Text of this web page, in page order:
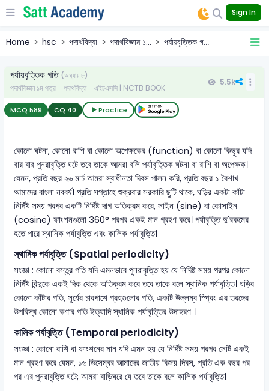
Sign In
Home hsc পদার্থবিদ্যা পদার্থবিজ্ঞান ১... পর্যায়বৃত্তিক গ...
পর্যায়বৃত্তিক গতি (অধ্যায় ৮)
পদার্থবিজ্ঞান ১ম পত্র - পদার্থবিদ্যা - এইচএসসি | NCTB BOOK
5.5k
MCQ:589 CQ:40 Practice
কোনো ঘটনা, কোনো রাশি বা কোনো অপেক্ষকের (function) বা কোনো কিছুর যদি
বার বার পুনরাবৃত্তি ঘটে তবে তাকে আমরা বলি পর্যাবৃত্তিক ঘটনা বা রাশি বা অপেক্ষক।
যেমন, প্রতি বছর ২৬ মার্চ আমরা স্বাধীনতা দিবস পালন করি, প্রতি বছর ১ বৈশাখ
আমাদের বাংলা নববর্ষ। প্রতি সপ্তাহে শুক্রবার সরকারি ছুটি থাকে, ঘড়ির একটা কাঁটা
নির্দিষ্ট সময় পরপর একটি নির্দিষ্ট দাগ অতিক্রম করে, সাইন (sine) বা কোসাইন
(cosine) ফাংশনগুলো 360° পরপর একই মান গ্রহণ করে। পর্যাবৃত্তি দু'রকমের
হতে পারে স্থানিক পর্যাবৃত্তি এবং কালিক পর্যাবৃত্তি।
স্থানিক পর্যাবৃত্তি (Spatial periodicity)
সংজ্ঞা : কোনো বস্তুর গতি যদি এমনভাবে পুনরাবৃত্তি হয় যে নির্দিষ্ট সময় পরপর কোনো
নির্দিষ্ট বিন্দুকে একই দিক থেকে অতিক্রম করে তবে তাকে বলে স্থানিক পর্যাবৃত্তি। ঘড়ির
কোনো কাঁটার গতি, সূর্যের চারপাশে গ্রহগুলোর গতি, একটি উল্লম্ব স্প্রিং এর তরঙ্গের
উপরিস্থ কোনো কণার গতি ইত্যাদি স্থানিক পর্যাবৃত্তির উদাহরণ ।
কালিক পর্যাবৃত্তি (Temporal periodicity)
সংজ্ঞা : কোনো রাশি বা ফাংশনের মান যদি এমন হয় যে নির্দিষ্ট সময় পরপর সেটি একই
মান গ্রহণ করে যেমন, ১৬ ডিসেম্বর আমাদের জাতীয় বিজয় দিবস, প্রতি এক বছর পর
পর এর পুনরাবৃত্তি ঘটে; আমরা বাড়িঘরে যে তবে তাকে বলে কালিক পর্যাবৃত্তি।